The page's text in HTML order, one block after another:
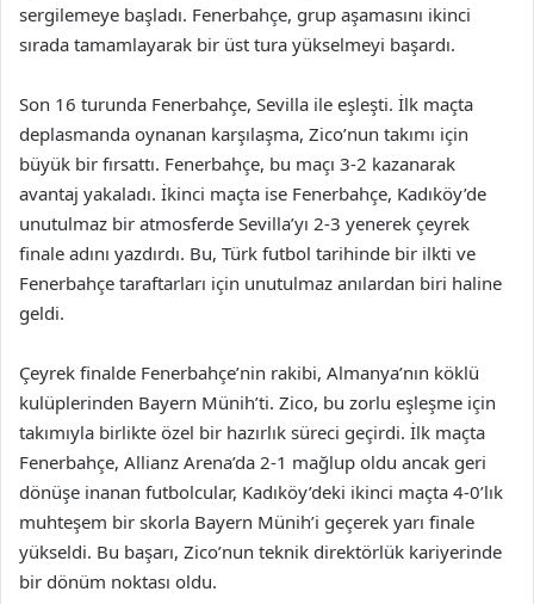
sergilemeye başladı. Fenerbahçe, grup aşamasını ikinci
sırada tamamlayarak bir üst tura yükselmeyi başardı.
Son 16 turunda Fenerbahçe, Sevilla ile eşleşti. İlk maçta
deplasmanda oynanan karşılaşma, Zico’nun takımı için
büyük bir fırsattı. Fenerbahçe, bu maçı 3-2 kazanarak
avantaj yakaladı. İkinci maçta ise Fenerbahçe, Kadıköy’de
unutulmaz bir atmosferde Sevilla’yı 2-3 yenerek çeyrek
finale adını yazdırdı. Bu, Türk futbol tarihinde bir ilkti ve
Fenerbahçe taraftarları için unutulmaz anılardan biri haline
geldi.
Çeyrek finalde Fenerbahçe’nin rakibi, Almanya’nın köklü
kulüplerinden Bayern Münih’ti. Zico, bu zorlu eşleşme için
takımıyla birlikte özel bir hazırlık süreci geçirdi. İlk maçta
Fenerbahçe, Allianz Arena’da 2-1 mağlup oldu ancak geri
dönüşe inanan futbolcular, Kadıköy’deki ikinci maçta 4-0’lık
muhteşem bir skorla Bayern Münih’i geçerek yarı finale
yükseldi. Bu başarı, Zico’nun teknik direktörlük kariyerinde
bir dönüm noktası oldu.